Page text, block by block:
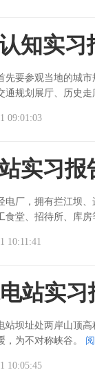
知实习
先要参观当地的城
通规划展厅、历史
09:01:03
实习报
电厂，拥有拦江坝
食堂、招待所、库
10:11:41
站实习
坝址处两岸山顶高
，为不对称峡谷。
10:05:45